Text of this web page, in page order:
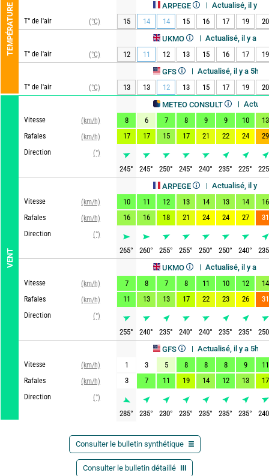
TEMPÉRATURE ARPEGE Actualisé, il y a 4h
T° de l'air (°C)
UKMO Actualisé, il y a 8h
T° de l'air (°C)
Actualisé, il y a 5h
T° de l'air (°C)
VENT
METEO CONSULT Actualisé, il y
Vitesse
(km/h)
Rafales
(km/h)
Direction
(°)
ARPEGE Actualisé, il y a 4h
Vitesse
(km/h)
Rafales
(km/h)
Direction
(°)
UKMO Actualisé, il y a 8h
Vitesse
(km/h)
Rafales
(km/h)
Direction
(°)
Actualisé, il y a 5h
Vitesse
(km/h)
Rafales
(km/h)
Direction
(°)
15 14 14 15 16 17 19 20
12 11 12 13 15 16 17 19
13 13 12 13 15 17 19 20
8 6 7 8 9 9 10
13
17
17 15 17 21 22 24 29
245° 245° 250° 245° 240° 235° 225° 225
10 11 12 13 14 13 14
16
16
16 18 21 24 24 27 31
265° 260° 255° 255° 250° 250° 240° 235
7 8 7 8 11 10 12
14
11
13 13 17 22 23 26 31
255° 240° 235° 240° 240° 235° 235° 250
1 3 5 8 8 8 9
11
3
7 11 19 14 12 13 17
285° 235° 230° 235° 235° 235° 235° 240
Consulter le bulletin synthétique
Consulter le bulletin détaillé